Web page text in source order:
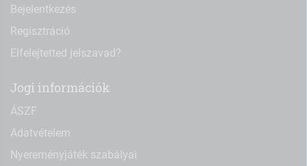
Bejelentkezés
Regisztráció
Elfelejtetted jelszavad?
Jogi információk
ÁSZF
Adatvételem
Nyereményjáték szabályai